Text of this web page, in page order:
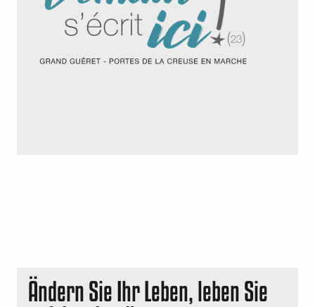
Ändern Sie Ihr Leben, leben Sie